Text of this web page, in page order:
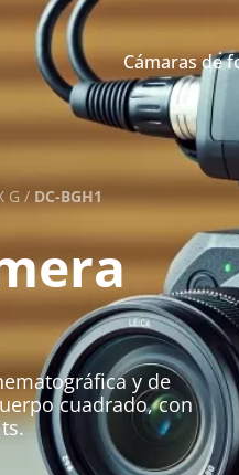
Cámaras de
G / DC-BGH1
y de
cuadrado, con